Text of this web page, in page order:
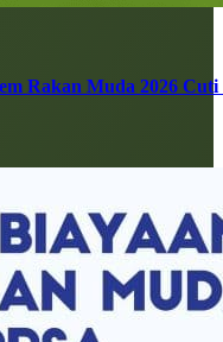
Rakan Muda 2026